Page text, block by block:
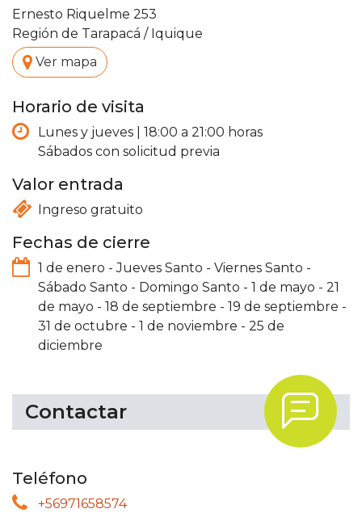
Ernesto Riquelme 253
Región de Tarapacá / Iquique
. Ver mapa
Horario de visita
Lunes y jueves | 18:00 a 21:00 horas
Sábados con solicitud previa
Valor entrada
Ingreso gratuito
Fechas de cierre
1 de enero -Jueves Santo - Viernes Santo -
Sábado Santo - Domingo Santo - 1 de mayo - 21
de mayo - 18 de septiembre - 19 de septiembre -
31 de octubre - 1 de noviembre - 25 de
diciembre
Contactar .
Teléfono
+56971658574